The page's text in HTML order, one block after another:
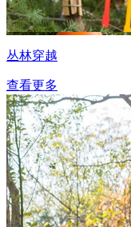
丛林穿越
查看更多